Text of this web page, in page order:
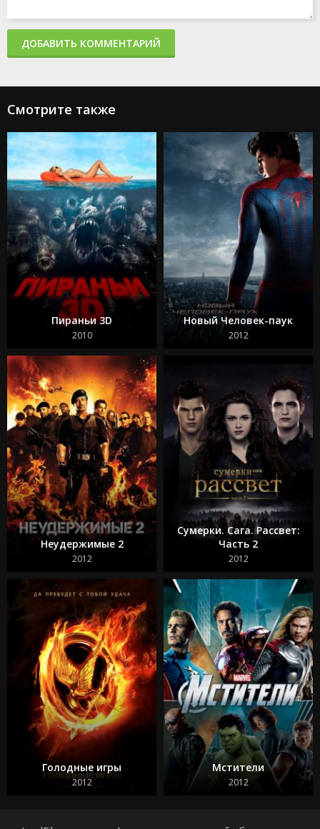
ДОБАВИТЬ КОММЕНТАРИЙ
Смотрите также
Пираньи 3D
2010
Новый Человек-паук
2012
Неудержимые 2
2012
Сумерки. Сага. Рассвет:
Часть 2
2012
Голодные игры
2012
Мстители
2012